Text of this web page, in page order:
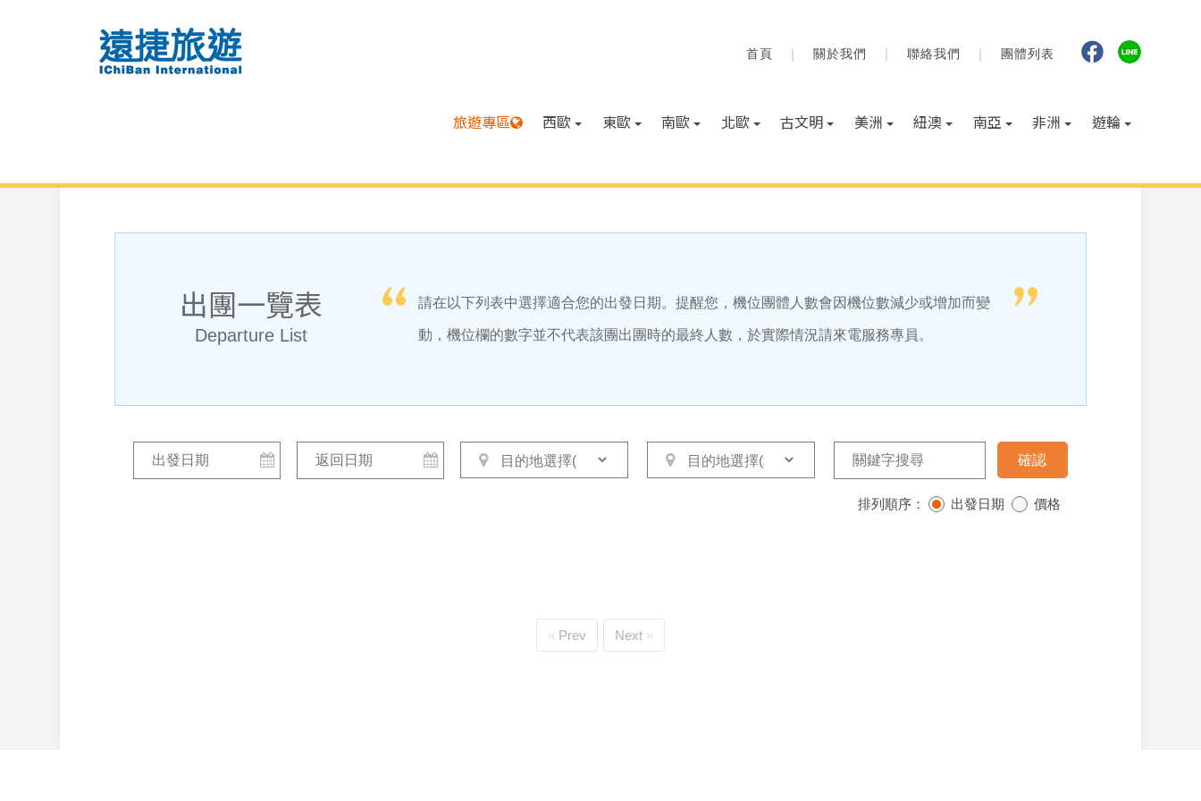
旅遊專區 西歐 東歐 南歐 北歐 古文明 美洲 紐澳 南亞 非洲 遊輪
出團一覽表
Departure List
請在以下列表中選擇適合您的出發日期。提醒您，機位團體人數會因機位數減少或增加而變
動，機位欄的數字並不代表該團出團時的最終人數，於實際情況請來電服務專員。
排列順序： 出發日期 價格
Prev Next